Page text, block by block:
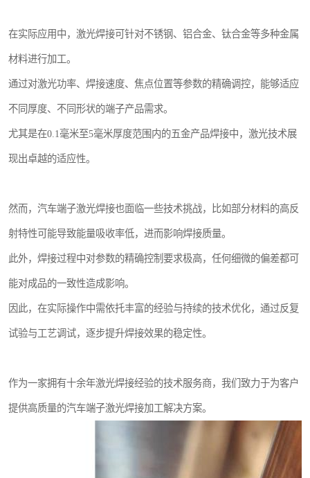
在实际应用中，激光焊接可针对不锈钢、铝合金、钛合金等多种金属
材料进行加工。
通过对激光功率、焊接速度、焦点位置等参数的精确调控，能够适应
不同厚度、不同形状的端子产品需求。
尤其是在0.1毫米至5毫米厚度范围内的五金产品焊接中，激光技术展
现出卓越的适应性。
然而，汽车端子激光焊接也面临一些技术挑战，比如部分材料的高反
射特性可能导致能量吸收率低，进而影响焊接质量。
此外，焊接过程中对参数的精确控制要求极高，任何细微的偏差都可
能对成品的一致性造成影响。
因此，在实际操作中需依托丰富的经验与持续的技术优化，通过反复
试验与工艺调试，逐步提升焊接效果的稳定性。
作为一家拥有十余年激光焊接经验的技术服务商，我们致力于为客户
提供高质量的汽车端子激光焊接加工解决方案。